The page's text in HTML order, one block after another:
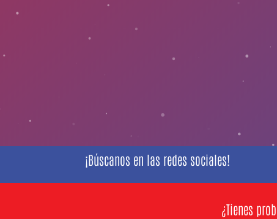
¡Búscanos en las redes sociales!
¿Tienes